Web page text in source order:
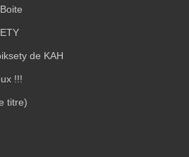
de KAH
!!!
titre)